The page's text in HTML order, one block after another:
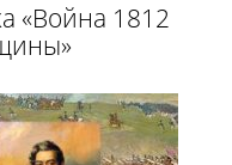
«Война 1812